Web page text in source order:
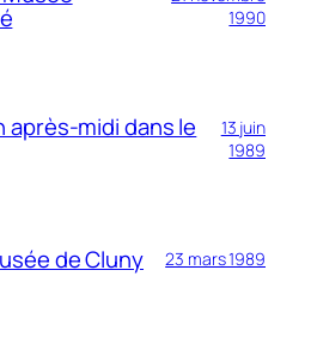
1990
après-midi dans le
13 juin
1989
de Cluny 23 mars 1989